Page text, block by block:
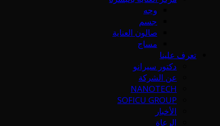
وجه
جسم
صالون العناية
مساج
تعرف علينا
دكتور سيرانو
عن الشركة
NANOTECH
SOFICU GROUP
الأخبار
الرعاة